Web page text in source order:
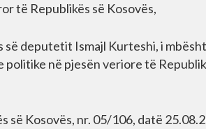
të Republikës së Kosovës,
deputetit Ismajl Kurteshi, i
në pjesën veriore të
së Kosovës, nr. 05/106, datë